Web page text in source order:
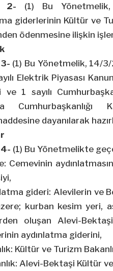
2- (1) Bu
giderlerinin Kültür ve
ödenmesine ilişkin
(1) Bu Yönetmelik, 14/
Elektrik Piyasası
ve 1 sayılı
Cumhurbaşkanlığı
dayanılarak
4- (1) Bu Yönetmelikte
Cemevinin
gideri: Alevilerin ve
kurban kesim yeri,
oluşan Alevi-
aydınlatma giderini,
Kültür ve Turizm
Alevi-Bektaşi Kültür ve